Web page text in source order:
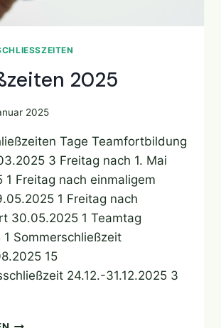
2025
2025
Tage Teamfortbildung
3 Freitag nach 1. Mai
1 Freitag nach einmaligem
1 Freitag nach
30.05.2025 1 Teamtag
1 Sommerschließzeit
15
24.12.-31.12.2025 3
SCHLIESSZEITEN 2